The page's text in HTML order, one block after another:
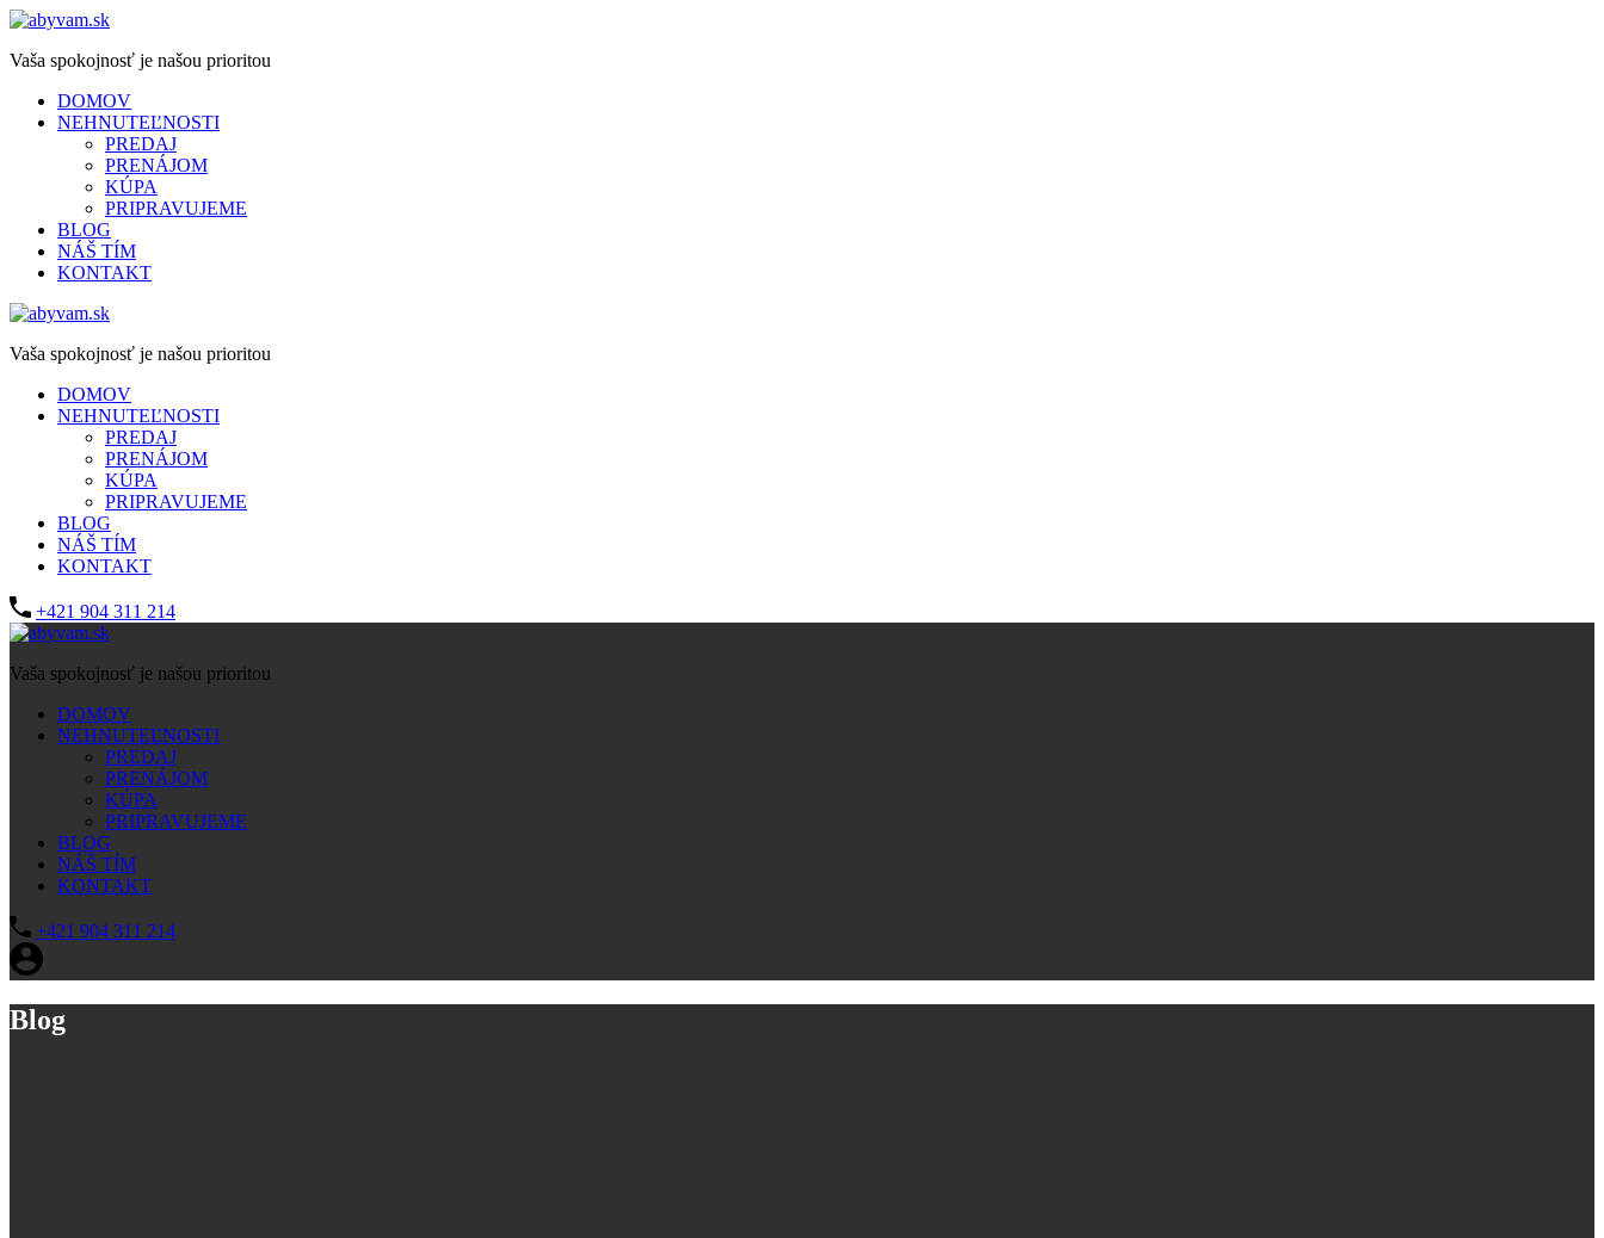
Vaša spokojnosť je našou prioritou
DOMOV
NEHNUTEĽNOSTI
PREDAJ
PRENÁJOM
KÚPA
PRIPRAVUJEME
BLOG
NÁŠ TÍM
KONTAKT
Vaša spokojnosť je našou prioritou
DOMOV
NEHNUTEĽNOSTI
PREDAJ
PRENÁJOM
KÚPA
PRIPRAVUJEME
BLOG
NÁŠ TÍM
KONTAKT
+421 904 311 214
Vaša spokojnosť je našou prioritou
DOMOV
NEHNUTEĽNOSTI
PREDAJ
PRENÁJOM
KÚPA
PRIPRAVUJEME
BLOG
NÁŠ TÍM
KONTAKT
+421 904 311 214
Blog